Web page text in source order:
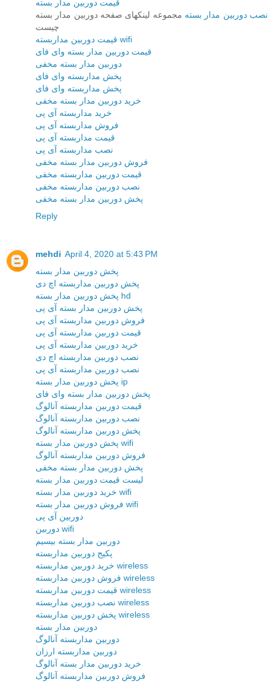
قیمت دوربین مدار بسته
نصب دوربین مدار بسته مجموعه لینکهای صفحه دوربین مدار بسته
چیست
قیمت دوربین مداربسته wifi
قیمت دوربین مدار بسته وای فای
دوربین مدار بسته مخفی
پخش مداربسته وای فای
پخش مداربسته وای فای
خرید دوربین مدار بسته مخفی
خرید مداربسته آی پی
فروش مداربسته آی پی
قیمت مداربسته آی پی
نصب مداربسته آی پی
فروش دوربین مدار بسته مخفی
قیمت دوربین مداربسته مخفی
نصب دوربین مداربسته مخفی
پخش دوربین مدار بسته مخفی
Reply
mehdi April 4, 2020 at 5:43 PM
پخش دوربین مدار بسته
پخش دوربین مداربسته اچ دی
پخش دوربین مدار بسته hd
پخش دوربین مدار بسته آی پی
فروش دوربین مداربسته آی پی
قیمت دوربین مداربسته آی پی
خرید دوربین مداربسته آی پی
نصب دوربین مداربسته اچ دی
نصب دوربین مداربسته آی پی
پخش دوربین مدار بسته ip
پخش دوربین مدار بسته وای فای
قیمت دوربین مداربسته آنالوگ
نصب دوربین مداربسته آنالوگ
پخش دوربین مداربسته آنالوگ
پخش دوربین مدار بسته wifi
فروش دوربین مداربسته آنالوگ
پخش دوربین مدار بسته مخفی
لیست قیمت دوربین مدار بسته
خرید دوربین مدار بسته wifi
فروش دوربین مدار بسته wifi
دوربین آی پی
دوربین wifi
دوربین مدار بسته بیسیم
پکیج دوربین مداربسته
خرید دوربین مداربسته wireless
فروش دوربین مداربسته wireless
قیمت دوربین مداربسته wireless
نصب دوربین مداربسته wireless
پخش دوربین مداربسته wireless
دوربین مدار بسته
دوربین مداربسته آنالوگ
دوربین مداربسته ارزان
خرید دوربین مدار بسته آنالوگ
فروش دوربین مداربسته آنالوگ